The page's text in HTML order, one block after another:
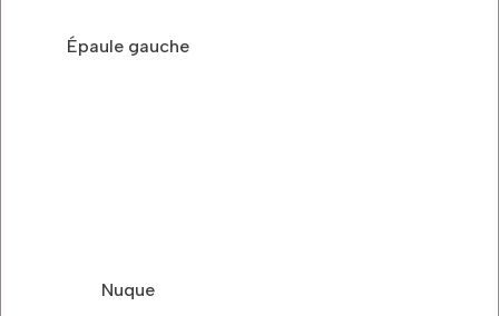
Épaule gauche
Nuque